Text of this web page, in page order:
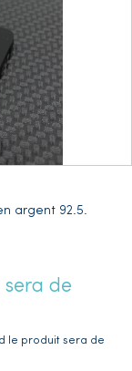
argent 92.5.
de
le produit sera de